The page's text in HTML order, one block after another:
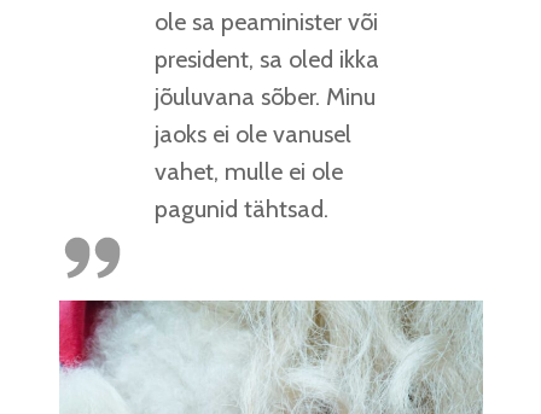
ole sa peaminister või
president, sa oled ikka
jõuluvana sõber. Minu
jaoks ei ole vanusel
vahet, mulle ei ole
pagunid tähtsad.